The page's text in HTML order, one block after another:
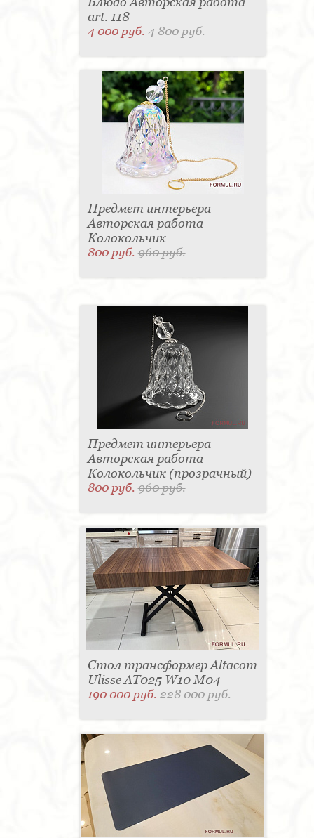
art. 118
4 000 руб.4 800 руб.
Предмет интерьера
Авторская работа
Колокольчик
800 руб.960 руб.
Предмет интерьера
Авторская работа
Колокольчик (прозрачный)
800 руб.960 руб.
Стол трансформер Altacom
Ulisse AT025 W10 M04
190 000 руб.228 000 руб.